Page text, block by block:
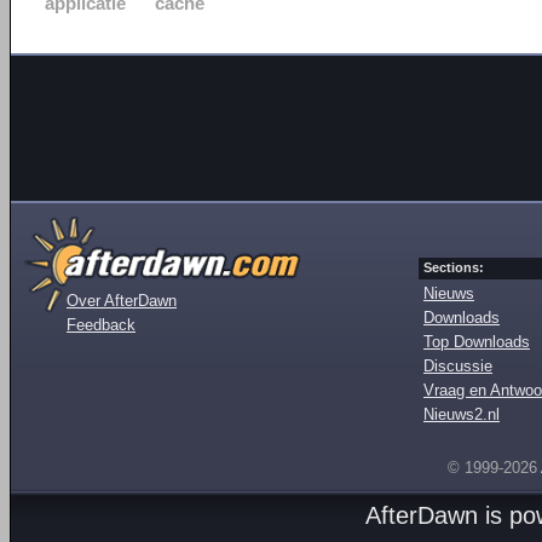
Over AfterDawn
Feedback
Sections:
Nieuws
Downloads
Top Downloads
Discussie
Vraag en
Nieuws2.nl
© 1999-2026
AfterDawn is